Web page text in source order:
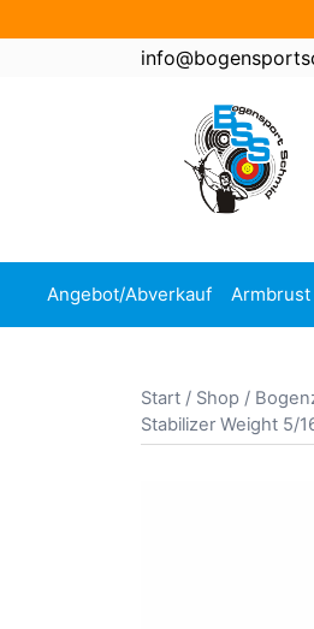
Inhalt
Angebot/Abverkauf Armbrust
Start / Shop /
Stabilizer Weight 5/